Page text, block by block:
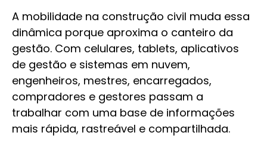
A mobilidade na construção civil muda essa
dinâmica porque aproxima o canteiro da
gestão. Com celulares, tablets, aplicativos
de gestão e sistemas em nuvem,
engenheiros, mestres, encarregados,
compradores e gestores passam a
trabalhar com uma base de informações
mais rápida, rastreável e compartilhada.